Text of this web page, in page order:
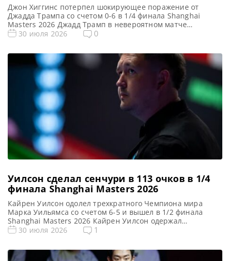
Джон Хиггинс потерпел шокирующее поражение от
Джадда Трампа со счетом 0-6 в 1/4 финала Shanghai
Masters 2026 Джадд Трамп в невероятном матче
разгромил четырехкратного Чемпиона мира Джона
142, 128 и 108 очков и нанес шокирующее поражение
шотландцу со счетом 6-0. В […]
30 июля 2026 0
Уилсон сделал сенчури в 113 очков в 1/4
финала Shanghai Masters 2026
Кайрен Уилсон одолел трехкратного Чемпиона мира
Марка Уильямса со счетом 6-5 и вышел в 1/2 финала
Shanghai Masters 2026 Кайрен Уилсон одержал
захватывающую победу над Марком Уильямсом в
счетом 2-0 благодаря брейку в 76 очка. Серия в 82 […]
30 июля 2026 1